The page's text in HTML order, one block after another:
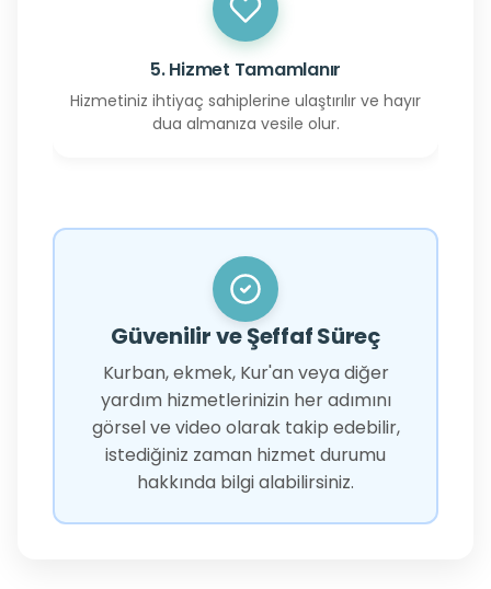
5. Hizmet Tamamlanır
Hizmetiniz ihtiyaç sahiplerine ulaştırılır ve hayır
dua almanıza vesile olur.
Güvenilir ve Şeffaf Süreç
Kurban, ekmek, Kur'an veya diğer
yardım hizmetlerinizin her adımını
görsel ve video olarak takip edebilir,
istediğiniz zaman hizmet durumu
hakkında bilgi alabilirsiniz.